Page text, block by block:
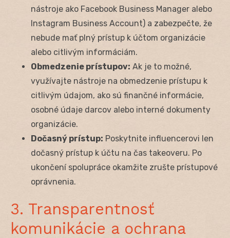
nástroje ako Facebook Business Manager alebo
Instagram Business Account) a zabezpečte, že
nebude mať plný prístup k účtom organizácie
alebo citlivým informáciám.
Obmedzenie prístupov: Ak je to možné,
využívajte nástroje na obmedzenie prístupu k
citlivým údajom, ako sú finančné informácie,
osobné údaje darcov alebo interné dokumenty
organizácie.
Dočasný prístup: Poskytnite influencerovi len
dočasný prístup k účtu na čas takeoveru. Po
ukončení spolupráce okamžite zrušte prístupové
oprávnenia.
3. Transparentnosť
komunikácie a ochrana